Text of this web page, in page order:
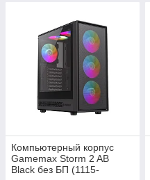
Компьютерный корпус
Gamemax Storm 2 AB
Black без БП (1115-